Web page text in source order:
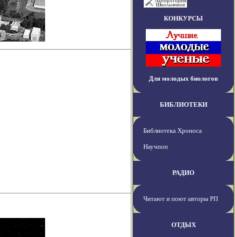
КОНКУРСЫ
Для молодых биологов
БИБЛИОТЕКИ
Библиотека Хроноса
Научпоп
РАДИО
Читают и поют авторы РП
ОТДЫХ